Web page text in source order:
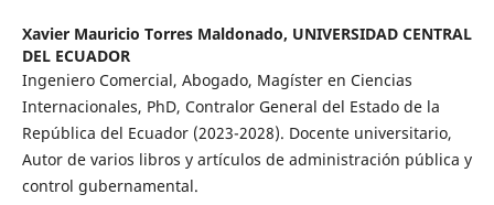
Xavier Mauricio Torres Maldonado, UNIVERSIDAD CENTRAL
DEL ECUADOR
Ingeniero Comercial, Abogado, Magíster en Ciencias
Internacionales, PhD, Contralor General del Estado de la
República del Ecuador (2023-2028). Docente universitario,
Autor de varios libros y artículos de administración pública y
control gubernamental.